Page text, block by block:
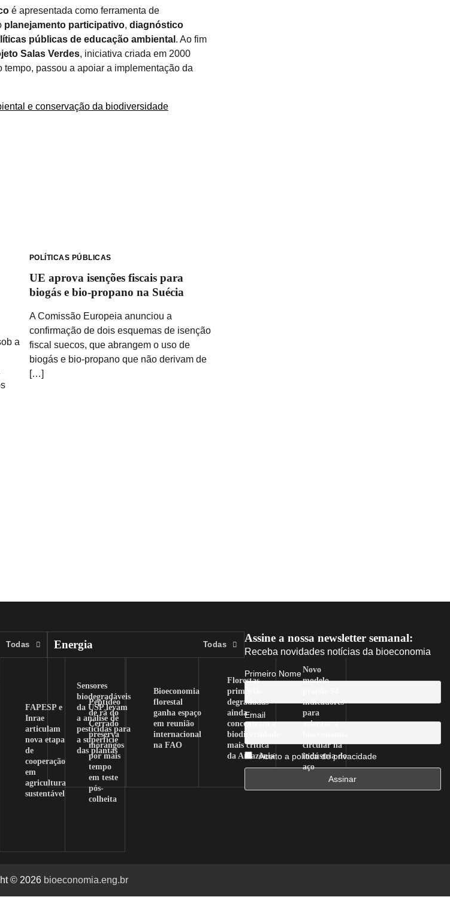
é apresentada como ferramenta de
planejamento participativo, diagnóstico
públicas de educação ambiental . Ao fim
Salas Verdes, iniciativa criada em 2000
passou a apoiar a implementação da
e conservação da biodiversidade
a
POLÍTICAS PÚBLICAS
UE aprova isenções fiscais para
biogás e bio-propano na Suécia
A Comissão Europeia anunciou a
confirmação de dois esquemas de isenção
fiscal suecos, que abrangem o uso de
biogás e bio-propano que não derivam de
[…]
Todas
FAPESP e
Inrae
articulam
nova etapa
de
cooperação
em
agricultura
sustentável
Peptídeo
de rã do
Cerrado
preserva
morangos
por mais
tempo
em teste
pós-
colheita
Energia Todas
Sensores
biodegradáveis
da USP levam
a análise de
pesticidas para
a superfície
das plantas
Bioeconomia
florestal
ganha espaço
em reunião
internacional
na FAO
Florestas
primárias
degradadas
ainda
concentram a
biodiversidade
mais crítica
da Amazônia
Novo
modelo
indicadores
para
orientar a
circular na
indústria do
aço
Assine a nossa newsletter semanal:
Receba novidades notícias da bioeconomia
Primeiro Nome
Email
Aceito a política de privacidade
© 2026 bioeconomia.eng.br